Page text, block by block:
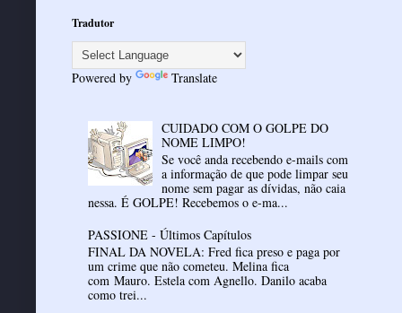
Tradutor
Powered by Translate
CUIDADO COM O GOLPE DO
NOME LIMPO!
Se você anda recebendo e-mails com
a informação de que pode limpar seu
nome sem pagar as dívidas, não caia
nessa. É GOLPE! Recebemos o e-ma...
PASSIONE - Últimos Capítulos
FINAL DA NOVELA: Fred fica preso e paga por
um crime que não cometeu. Melina fica
com Mauro. Estela com Agnello. Danilo acaba
como trei...